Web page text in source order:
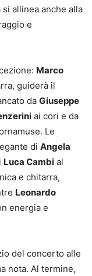
allinea anche alla
e
Marco
guiderà il
da Giuseppe
ai cori e da
Le
di Angela
Luca Cambi al
e chitarra,
Leonardo
energia e
del concerto alle
nota. Al termine,